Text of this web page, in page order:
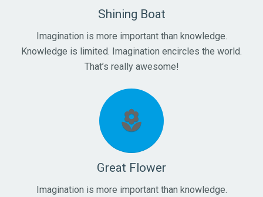
Shining Boat
Imagination is more important than knowledge.
Knowledge is limited. Imagination encircles the world.
That’s really awesome!
local_florist
Great Flower
Imagination is more important than knowledge.